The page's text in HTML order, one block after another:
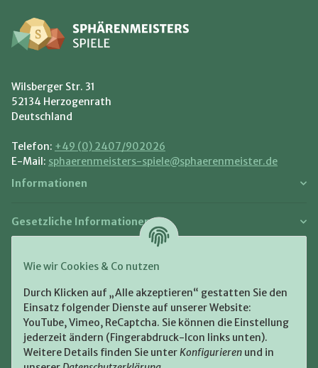
Wie wir Cookies & Co nutzen
Durch Klicken auf „Alle akzeptieren“ gestatten Sie den
Einsatz folgender Dienste auf unserer Website:
YouTube, Vimeo, ReCaptcha. Sie können die Einstellung
jederzeit ändern (Fingerabdruck-Icon links unten).
Weitere Details finden Sie unterKonfigurieren und in
Wilsberger Str. 31
52134 Herzogenrath
Deutschland
Telefon: +49 (0) 2407/902026
E-Mail: sphaerenmeisters-spiele@sphaerenmeister.de
Informationen
Gesetzliche Informationen